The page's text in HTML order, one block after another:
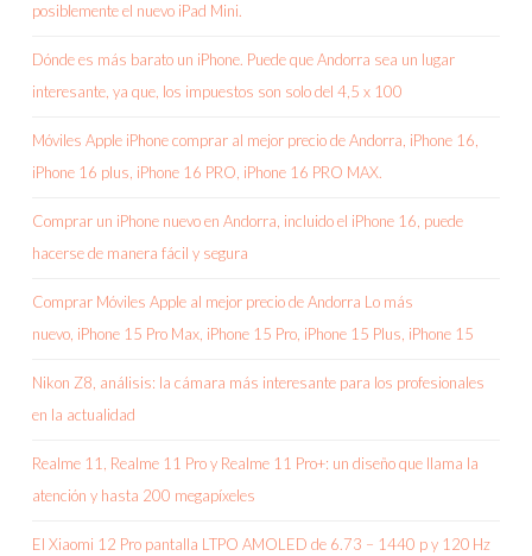
posiblemente el nuevo iPad Mini.
Dónde es más barato un iPhone. Puede que Andorra sea un lugar
interesante, ya que, los impuestos son solo del 4,5 x 100
Móviles Apple iPhone comprar al mejor precio de Andorra, iPhone 16,
iPhone 16 plus, iPhone 16 PRO, iPhone 16 PRO MAX.
Comprar un iPhone nuevo en Andorra, incluido el iPhone 16, puede
hacerse de manera fácil y segura
Comprar Móviles Apple al mejor precio de Andorra Lo más
nuevo, iPhone 15 Pro Max, iPhone 15 Pro, iPhone 15 Plus, iPhone 15
Nikon Z8, análisis: la cámara más interesante para los profesionales
en la actualidad
Realme 11, Realme 11 Pro y Realme 11 Pro+: un diseño que llama la
atención y hasta 200 megapíxeles
El Xiaomi 12 Pro pantalla LTPO AMOLED de 6.73 – 1440 p y 120 Hz